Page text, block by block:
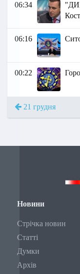
06:34
06:16
00:22
21 грудня
Новини
Стрічка новин
Статті
Думки
Архів